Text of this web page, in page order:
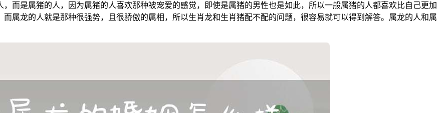
而是属猪的人，因为属猪的人喜欢那种被宠爱的感觉，即使是属猪的男性也是如此，所以一般属猪的人都喜欢比自己更加
属龙的人就是那种很强势，且很骄傲的属相，所以生肖龙和生肖猪配不配的问题，很容易就可以得到解答。属龙的人和属